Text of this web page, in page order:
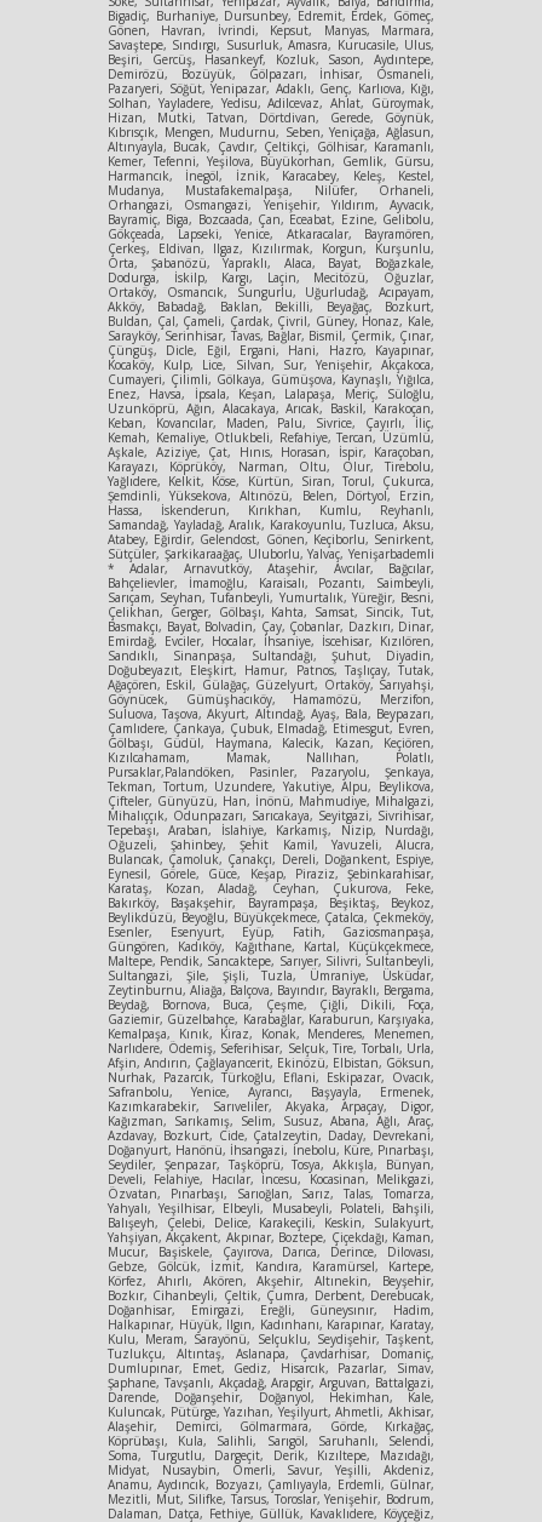
Bigadiç, Burhaniye, Dursunbey, Edremit, Erdek, Gömeç,
Gönen, Havran, İvrindi, Kepsut, Manyas, Marmara,
Savaştepe, Sındırgı, Susurluk, Amasra, Kurucasile, Ulus,
Beşiri, Gercüş, Hasankeyf, Kozluk, Sason, Aydıntepe,
Demirözü, Bozüyük, Gölpazarı, İnhisar, Osmaneli,
Pazaryeri, Söğüt, Yenipazar, Adaklı, Genç, Karlıova, Kığı,
Solhan, Yayladere, Yedisu, Adilcevaz, Ahlat, Güroymak,
Hizan, Mutki, Tatvan, Dörtdivan, Gerede, Göynük,
Kıbrısçık, Mengen, Mudurnu, Seben, Yeniçağa, Ağlasun,
Altınyayla, Bucak, Çavdır, Çeltikçi, Gölhisar, Karamanlı,
Kemer, Tefenni, Yeşilova, Büyükorhan, Gemlik, Gürsu,
Harmancık, İnegöl, İznik, Karacabey, Keleş, Kestel,
Mudanya, Mustafakemalpaşa, Nilüfer, Orhaneli,
Orhangazi, Osmangazi, Yenişehir, Yıldırım, Ayvacık,
Bayramiç, Biga, Bozcaada, Çan, Eceabat, Ezine, Gelibolu,
Gökçeada, Lapseki, Yenice, Atkaracalar, Bayramören,
Çerkeş, Eldivan, Ilgaz, Kızılırmak, Korgun, Kurşunlu,
Orta, Şabanözü, Yapraklı, Alaca, Bayat, Boğazkale,
Dodurga, İskilp, Kargı, Laçin, Mecitözü, Oğuzlar,
Ortaköy, Osmancık, Sungurlu, Uğurludağ, Acıpayam,
Akköy, Babadağ, Baklan, Bekilli, Beyağaç, Bozkurt,
Buldan, Çal, Çameli, Çardak, Çivril, Güney, Honaz, Kale,
Sarayköy, Serinhisar, Tavas, Bağlar, Bismil, Çermik, Çınar,
Çüngüş, Dicle, Eğil, Ergani, Hani, Hazro, Kayapınar,
Kocaköy, Kulp, Lice, Silvan, Sur, Yenişehir, Akçakoca,
Cumayeri, Çilimli, Gölkaya, Gümüşova, Kaynaşlı, Yığılca,
Enez, Havsa, İpsala, Keşan, Lalapaşa, Meriç, Süloğlu,
Uzunköprü, Ağın, Alacakaya, Arıcak, Baskil, Karakoçan,
Keban, Kovancılar, Maden, Palu, Sivrice, Çayırlı, İliç,
Kemah, Kemaliye, Otlukbeli, Refahiye, Tercan, Üzümlü,
Aşkale, Aziziye, Çat, Hınıs, Horasan, İspir, Karaçoban,
Karayazı, Köprüköy, Narman, Oltu, Olur, Tirebolu,
Yağlıdere, Kelkit, Köse, Kürtün, Siran, Torul, Çukurca,
Şemdinli, Yüksekova, Altınözü, Belen, Dörtyol, Erzin,
Hassa, İskenderun, Kırıkhan, Kumlu, Reyhanlı,
Samandağ, Yayladağ, Aralık, Karakoyunlu, Tuzluca, Aksu,
Atabey, Eğirdir, Gelendost, Gönen, Keçiborlu, Senirkent,
Sütçüler, Şarkikaraağaç, Uluborlu, Yalvaç, Yenişarbademli
* Adalar, Arnavutköy, Ataşehir, Avcılar, Bağcılar,
Bahçelievler, İmamoğlu, Karaisalı, Pozantı, Saimbeyli,
Sarıçam, Seyhan, Tufanbeyli, Yumurtalık, Yüreğir, Besni,
Çelikhan, Gerger, Gölbaşı, Kahta, Samsat, Sincik, Tut,
Basmakçı, Bayat, Bolvadin, Çay, Çobanlar, Dazkırı, Dinar,
Emirdağ, Evciler, Hocalar, İhsaniye, İscehisar, Kızılören,
Sandıklı, Sinanpaşa, Sultandağı, Şuhut, Diyadin,
Doğubeyazıt, Eleşkirt, Hamur, Patnos, Taşlıçay, Tutak,
Ağaçören, Eskil, Gülağaç, Güzelyurt, Ortaköy, Sarıyahşi,
Göynücek, Gümüşhacıköy, Hamamözü, Merzifon,
Suluova, Taşova, Akyurt, Altındağ, Ayaş, Bala, Beypazarı,
Çamlıdere, Çankaya, Çubuk, Elmadağ, Etimesgut, Evren,
Gölbaşı, Güdül, Haymana, Kalecik, Kazan, Keçiören,
Kızılcahamam, Mamak, Nallıhan, Polatlı,
Pursaklar,Palandöken, Pasinler, Pazaryolu, Şenkaya,
Tekman, Tortum, Uzundere, Yakutiye, Alpu, Beylikova,
Çifteler, Günyüzü, Han, İnönü, Mahmudiye, Mihalgazi,
Mihalıççık, Odunpazarı, Sarıcakaya, Seyitgazi, Sivrihisar,
Tepebaşı, Araban, İslahiye, Karkamış, Nizip, Nurdağı,
Oğuzeli, Şahinbey, Şehit Kamil, Yavuzeli, Alucra,
Bulancak, Çamoluk, Çanakçı, Dereli, Doğankent, Espiye,
Eynesil, Görele, Güce, Keşap, Piraziz, Şebinkarahisar,
Karataş, Kozan, Aladağ, Ceyhan, Çukurova, Feke,
Bakırköy, Başakşehir, Bayrampaşa, Beşiktaş, Beykoz,
Beylikdüzü, Beyoğlu, Büyükçekmece, Çatalca, Çekmeköy,
Esenler, Esenyurt, Eyüp, Fatih, Gaziosmanpaşa,
Güngören, Kadıköy, Kağıthane, Kartal, Küçükçekmece,
Maltepe, Pendik, Sancaktepe, Sarıyer, Silivri, Sultanbeyli,
Sultangazi, Şile, Şişli, Tuzla, Ümraniye, Üsküdar,
Zeytinburnu, Aliağa, Balçova, Bayındır, Bayraklı, Bergama,
Beydağ, Bornova, Buca, Çeşme, Çiğli, Dikili, Foça,
Gaziemir, Güzelbahçe, Karabağlar, Karaburun, Karşıyaka,
Kemalpaşa, Kınık, Kiraz, Konak, Menderes, Menemen,
Narlıdere, Ödemiş, Seferihisar, Selçuk, Tire, Torbalı, Urla,
Afşin, Andırın, Çağlayancerit, Ekinözü, Elbistan, Göksun,
Nurhak, Pazarcık, Türkoğlu, Eflani, Eskipazar, Ovacık,
Safranbolu, Yenice, Ayrancı, Başyayla, Ermenek,
Kazımkarabekir, Sarıveliler, Akyaka, Arpaçay, Digor,
Kağızman, Sarıkamış, Selim, Susuz, Abana, Ağlı, Araç,
Azdavay, Bozkurt, Cide, Çatalzeytin, Daday, Devrekani,
Doğanyurt, Hanönü, İhsangazi, İnebolu, Küre, Pınarbaşı,
Seydiler, Şenpazar, Taşköprü, Tosya, Akkışla, Bünyan,
Develi, Felahiye, Hacılar, İncesu, Kocasinan, Melikgazi,
Özvatan, Pınarbaşı, Sarıoğlan, Sarız, Talas, Tomarza,
Yahyalı, Yeşilhisar, Elbeyli, Musabeyli, Polateli, Bahşili,
Balışeyh, Çelebi, Delice, Karakeçili, Keskin, Sulakyurt,
Yahşiyan, Akçakent, Akpınar, Boztepe, Çiçekdağı, Kaman,
Mucur, Başiskele, Çayırova, Darıca, Derince, Dilovası,
Gebze, Gölcük, İzmit, Kandıra, Karamürsel, Kartepe,
Körfez, Ahırlı, Akören, Akşehir, Altınekin, Beyşehir,
Bozkır, Cihanbeyli, Çeltik, Çumra, Derbent, Derebucak,
Doğanhisar, Emirgazi, Ereğli, Güneysınır, Hadim,
Halkapınar, Hüyük, Ilgın, Kadınhanı, Karapınar, Karatay,
Kulu, Meram, Sarayönü, Selçuklu, Seydişehir, Taşkent,
Tuzlukçu, Altıntaş, Aslanapa, Çavdarhisar, Domaniç,
Dumlupınar, Emet, Gediz, Hisarcık, Pazarlar, Simav,
Şaphane, Tavşanlı, Akçadağ, Arapgir, Arguvan, Battalgazi,
Darende, Doğanşehir, Doğanyol, Hekimhan, Kale,
Kuluncak, Pütürge, Yazıhan, Yeşilyurt, Ahmetli, Akhisar,
Alaşehir, Demirci, Gölmarmara, Görde, Kırkağaç,
Köprübaşı, Kula, Salihli, Sarıgöl, Saruhanlı, Selendi,
Soma, Turgutlu, Dargeçit, Derik, Kızıltepe, Mazıdağı,
Midyat, Nusaybin, Ömerli, Savur, Yeşilli, Akdeniz,
Anamu, Aydıncık, Bozyazı, Çamlıyayla, Erdemli, Gülnar,
Mezitli, Mut, Silifke, Tarsus, Toroslar, Yenişehir, Bodrum,
Dalaman, Datça, Fethiye, Güllük, Kavaklıdere, Köyçeğiz,